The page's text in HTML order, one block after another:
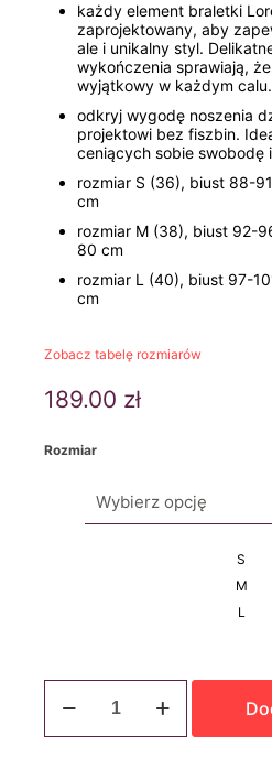
każdy element braletki
zaprojektowany, aby
ale i unikalny styl.
wykończenia sprawiają,
wyjątkowy w każdym calu.
odkryj wygodę noszenia
projektowi bez fiszbin.
ceniących sobie swobodę
rozmiar S (36), biust 88-
cm
rozmiar M (38), biust 92-
80 cm
rozmiar L (40), biust 97-
cm
Zobacz tabelę rozmiarów
189.00 zł
Rozmiar
S
M
L
Miękki
braletka